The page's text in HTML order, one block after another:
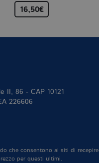
16,50€
II, 86 - CAP 10121
226606
che consentono ai siti di recepire
per questi ultimi.